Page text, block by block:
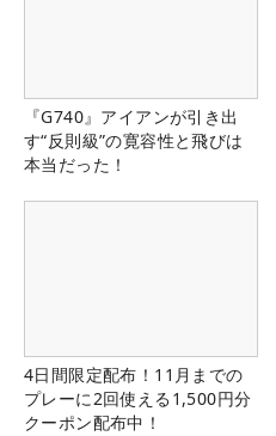
『G740』アイアンが引き出
す“反則級”の寛容性と飛びは
本当だった！
4日間限定配布！11月までの
プレーに2回使える1,500円分
クーポン配布中！